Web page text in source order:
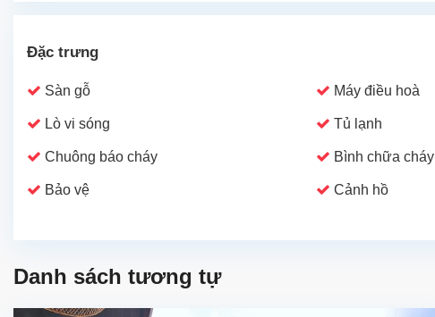
Đặc trưng
Sàn gỗ Máy điều hoà
Lò vi sóng Tủ lạnh
Chuông báo cháy Bình chữa cháy
Bảo vệ Cảnh hồ
Danh sách tương tự